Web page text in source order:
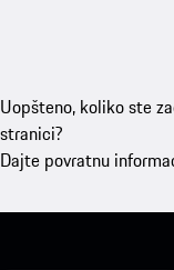
Uopšteno, koliko ste
stranici?
Dajte povratnu